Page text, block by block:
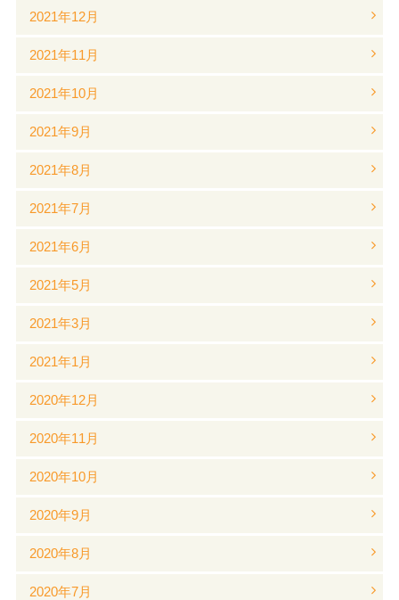
2021年12月
2021年11月
2021年10月
2021年9月
2021年8月
2021年7月
2021年6月
2021年5月
2021年3月
2021年1月
2020年12月
2020年11月
2020年10月
2020年9月
2020年8月
2020年7月